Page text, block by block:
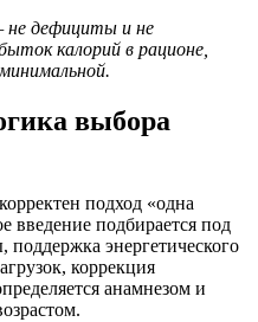
не дефициты и не
калорий в рационе,
выбора
подход «одна
введение подбирается под
поддержка энергетического
коррекция
анамнезом и